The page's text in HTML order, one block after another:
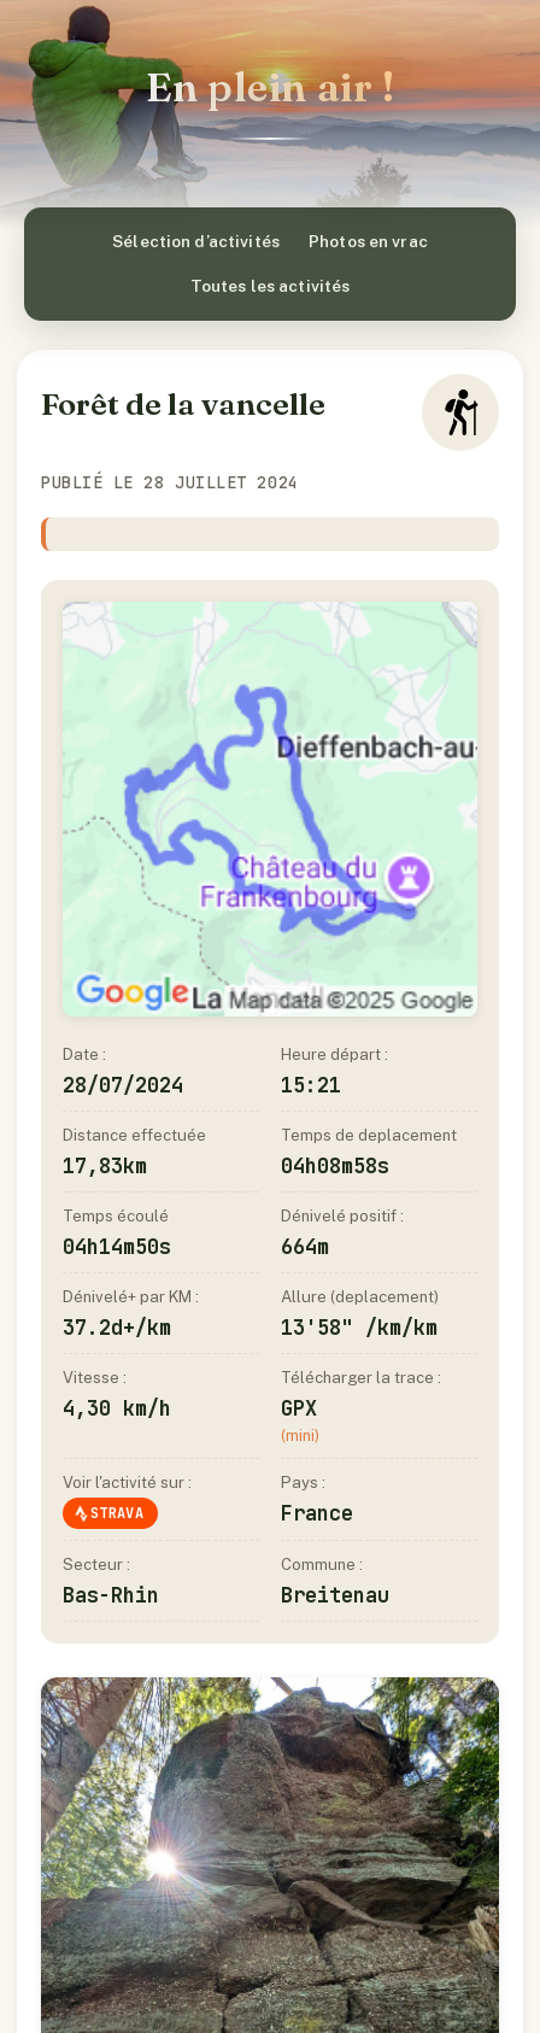
En plein air !
Sélection d’activités Photos en vrac
Toutes les activités
Forêt de la vancelle
PUBLIÉ LE 28 JUILLET 2024
Date :
28/07/2024
Heure départ :
15:21
Distance effectuée
17,83km
Temps de deplacement
04h08m58s
Temps écoulé
04h14m50s
Dénivelé positif :
664m
Dénivelé+ par KM :
37.2d+/km
Allure (deplacement)
13'58" /km/km
Vitesse :
4,30 km/h
Télécharger la trace :
GPX
(mini)
Voir l'activité sur :
STRAVA
Pays :
France
Secteur :
Bas-Rhin
Commune :
Breitenau